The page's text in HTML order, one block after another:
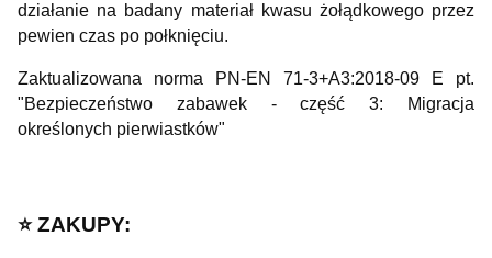
działanie na badany materiał kwasu żołądkowego przez
pewien czas po połknięciu.
Zaktualizowana norma PN-EN 71-3+A3:2018-09 E pt.
"Bezpieczeństwo zabawek - część 3: Migracja
określonych pierwiastków"
⭐️ ZAKUPY: